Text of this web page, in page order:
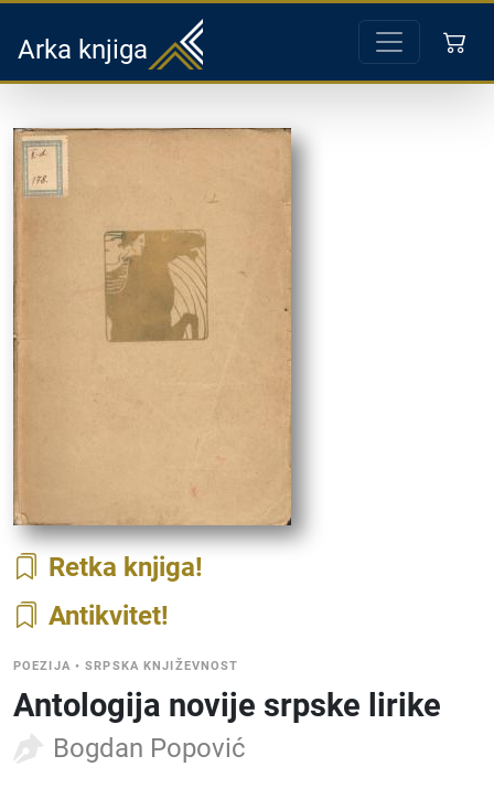
Arka knjiga
Retka knjiga
Antikvitet
POEZIJA •SRPSKA KNJIŽEVNOST
Antologija novije srpske lirike
Bogdan Popović